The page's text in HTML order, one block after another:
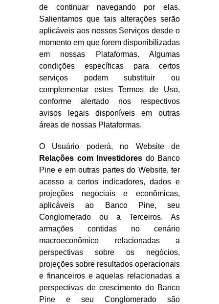
de continuar navegando por elas.
Salientamos que tais alterações serão
aplicáveis aos nossos Serviços desde o
momento em que forem disponibilizadas
em nossas Plataformas. Algumas
condições específicas para certos
serviços podem substituir ou
complementar estes Termos de Uso,
conforme alertado nos respectivos
avisos legais disponíveis em outras
áreas de nossas Plataformas.
O Usuário poderá, no Website de
Relações com Investidores do Banco
Pine e em outras partes do Website, ter
acesso a certos indicadores, dados e
projeções negociais e econômicas,
aplicáveis ao Banco Pine, seu
Conglomerado ou a Terceiros. As
armações contidas no cenário
macroeconômico relacionadas a
perspectivas sobre os negócios,
projeções sobre resultados operacionais
e financeiros e aquelas relacionadas a
perspectivas de crescimento do Banco
Pine e seu Conglomerado são